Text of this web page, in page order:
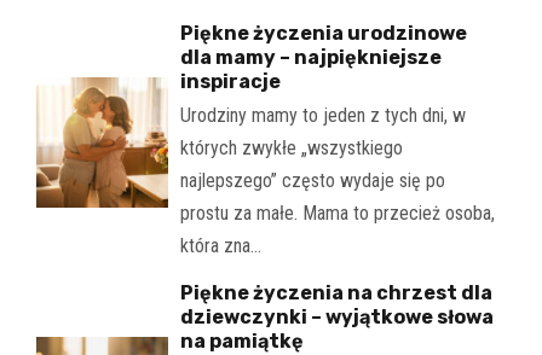
Piękne życzenia urodzinowe
dla mamy – najpiękniejsze
inspiracje
Urodziny mamy to jeden z tych dni, w
których zwykłe „wszystkiego
najlepszego” często wydaje się po
prostu za małe. Mama to przecież osoba,
która zna…
Piękne życzenia na chrzest dla
dziewczynki – wyjątkowe słowa
na pamiątkę